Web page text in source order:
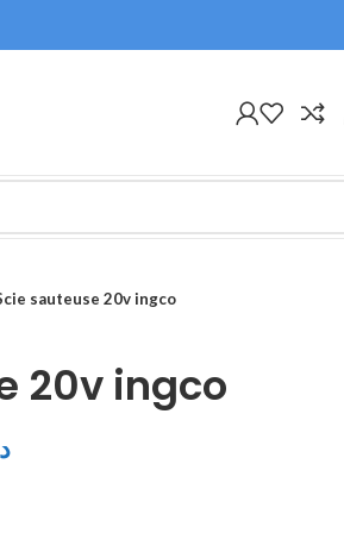
sauteuse 20v ingco
20v ingco